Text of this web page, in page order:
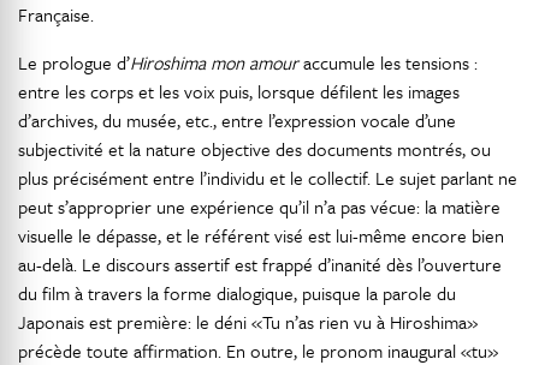
Française.
Le prologue d’Hiroshima mon amouraccumule les tensions :
entre les corps et les voix puis, lorsque défilent les images
d’archives, du musée, etc., entre l’expression vocale d’une
subjectivité et la nature objective des documents montrés, ou
plus précisément entre l’individu et le collectif. Le sujet parlant ne
peut s’approprier une expérience qu’il n’a pas vécue: la matière
visuelle le dépasse, et le référent visé est lui-même encore bien
au-delà. Le discours assertif est frappé d’inanité dès l’ouverture
du film à travers la forme dialogique, puisque la parole du
Japonais est première: le déni «Tu n’as rien vu à Hiroshima»
précède toute affirmation. En outre, le pronom inaugural «tu»